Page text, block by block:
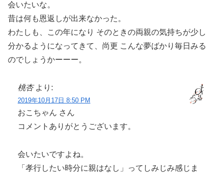
会いたいな。
昔は何も恩返しが出来なかった。
わたしも、この年になり そのときの両親の気持ちが少し
分かるようになってきて、尚更 こんな夢ばかり毎日みる
のでしょうかーーー。
桃杏 より:
2019年10月17日 8:50 PM
おこちゃん さん
コメントありがとうございます。
会いたいですよね。
「孝行したい時分に親はなし」ってしみじみ感じま